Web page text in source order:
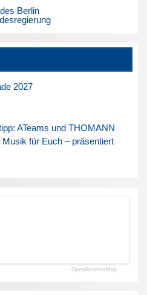
Berlin
2027
ATeams und THOMANN
für Euch – präsentiert
OpenWeatherMap